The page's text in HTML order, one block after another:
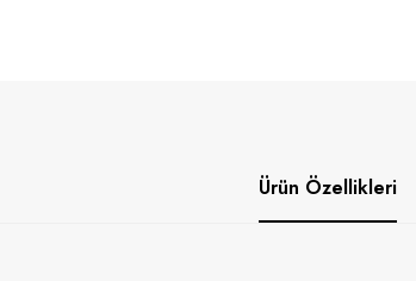
Ürün Özellikleri